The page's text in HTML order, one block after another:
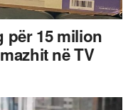
për 15 milion
në TV